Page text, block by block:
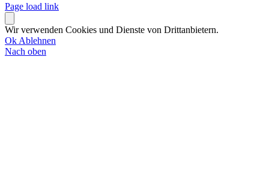
Page load link
Wir verwenden Cookies und Dienste von Drittanbietern.
Ok Ablehnen
Nach oben